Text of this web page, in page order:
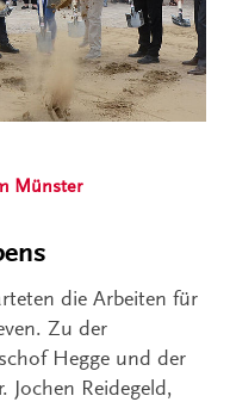
Münster
die Arbeiten für
Zu der
Hegge und der
Jochen Reidegeld,